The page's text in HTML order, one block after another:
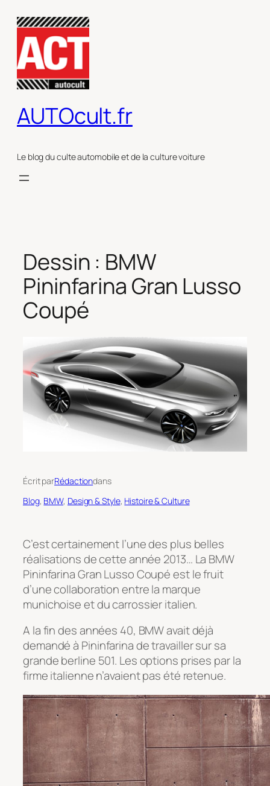
contenu
AUTOcult.fr
Le blog du culte automobile et de la culture voiture
Dessin : BMW
Pininfarina Gran Lusso
Coupé
Écrit parRédactiondans
Blog, BMW, Design & Style, Histoire & Culture
C’est certainement l’une des plus belles
réalisations de cette année 2013… La BMW
Pininfarina Gran Lusso Coupé est le fruit
d’une collaboration entre la marque
munichoise et du carrossier italien.
A la fin des années 40, BMW avait déjà
demandé à Pininfarina de travailler sur sa
grande berline 501. Les options prises par la
firme italienne n’avaient pas été retenue.